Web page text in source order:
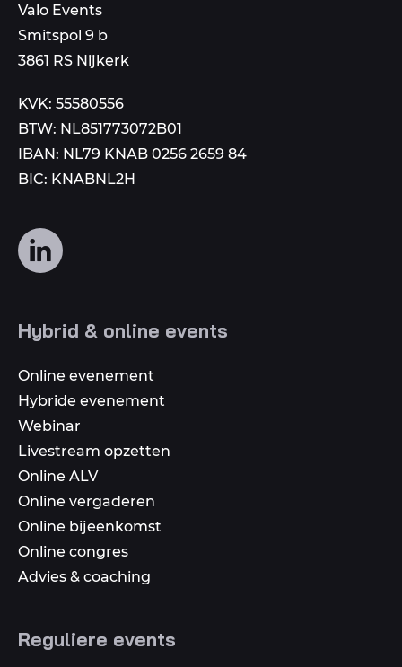
mail
aan
Valo Events
Smitspol 9 b
3861 RS Nijkerk
KVK: 55580556
BTW: NL851773072B01
IBAN: NL79 KNAB 0256 2659 84
BIC: KNABNL2H
Volg
ons
media
Hybrid & online events
Online evenement
Hybride evenement
Webinar
Livestream opzetten
Online ALV
Online vergaderen
Online bijeenkomst
Online congres
Advies & coaching
Reguliere events